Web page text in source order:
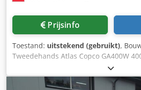
Prijsinfo
Toestand: uitstekend (gebruikt),
Tweedehands Atlas Copco GA400W
66,60 m³/min Cedpfx Anjw A N Dwj
Bouwjaar: 2009.